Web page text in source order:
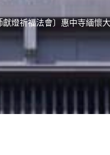
獻燈祈福法會〕惠中寺緬懷大